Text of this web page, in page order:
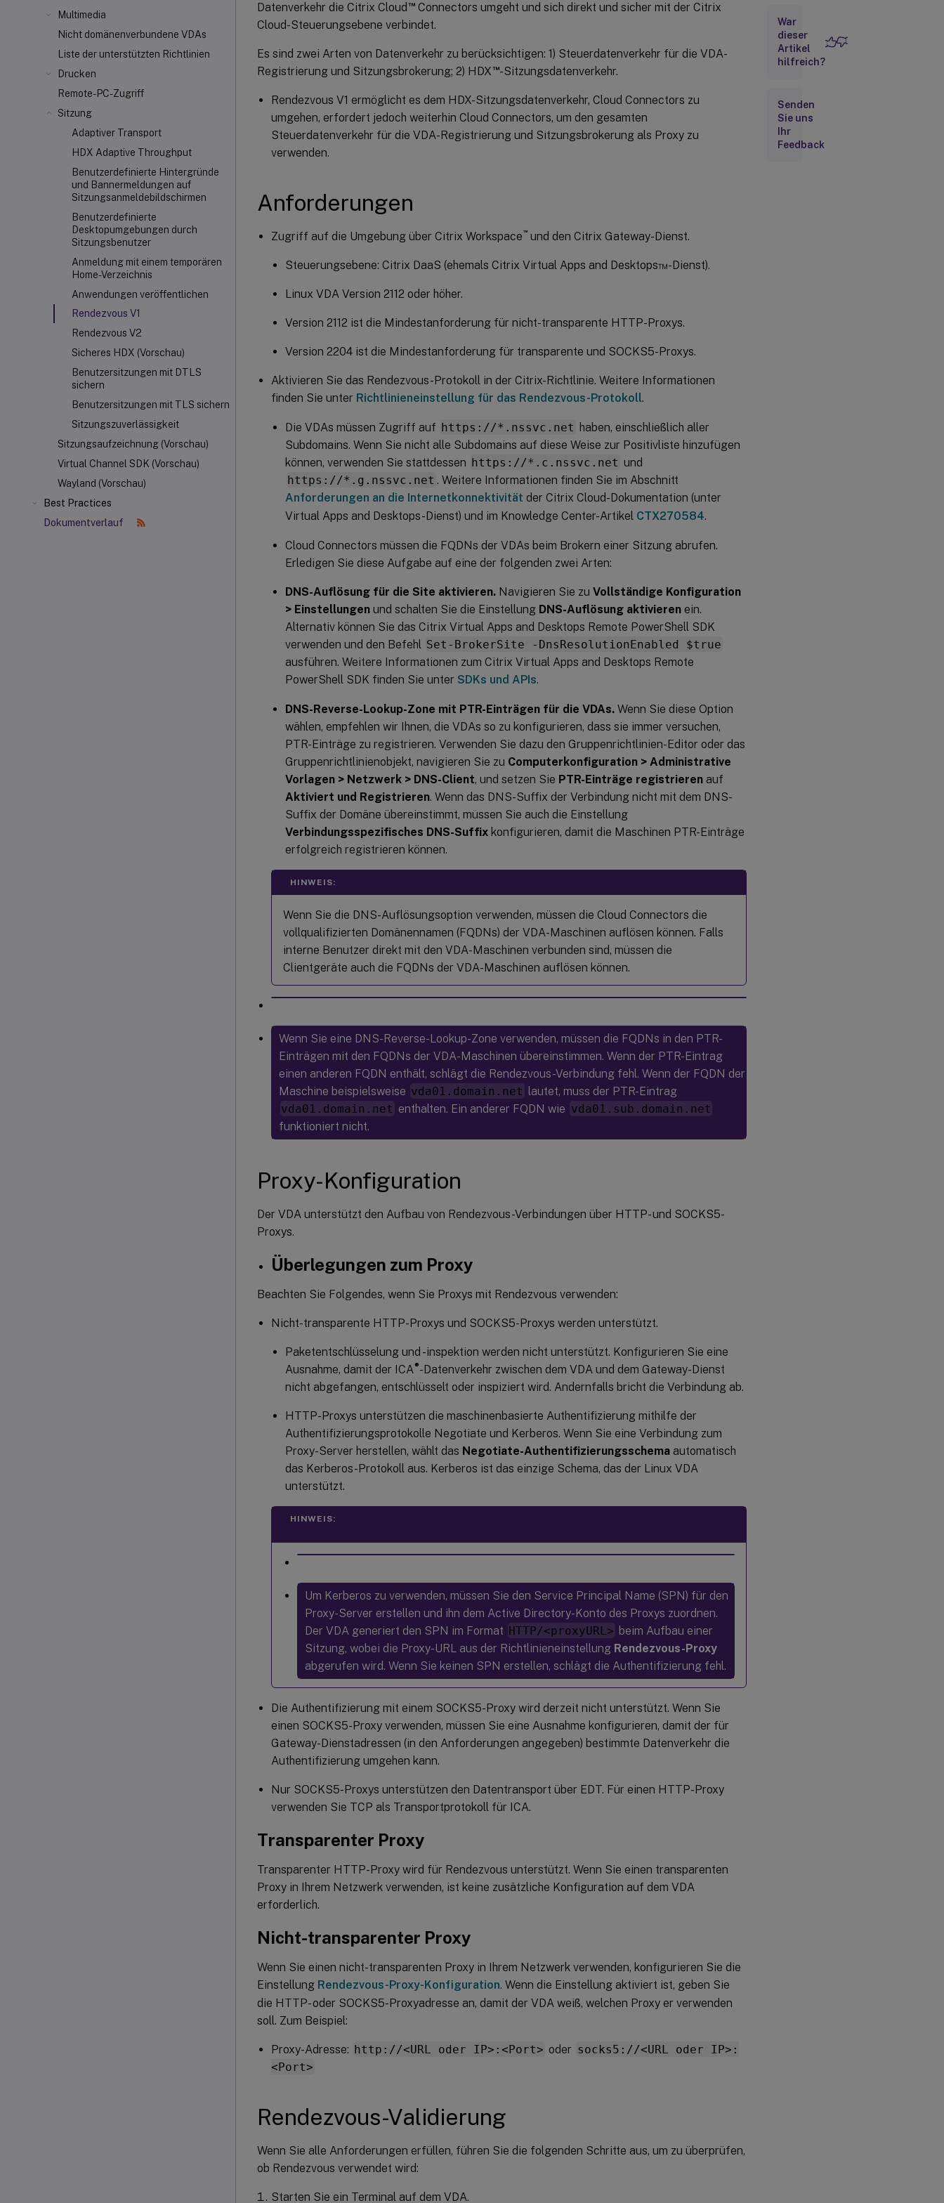
Multimedia
Nicht domänenverbundene VDAs
Liste der unterstützten Richtlinien
Drucken
Remote-PC-Zugriff
Sitzung
Adaptiver Transport
HDX Adaptive Throughput
Benutzerdefinierte Hintergründe
und Bannermeldungen auf
Sitzungsanmeldebildschirmen
Benutzerdefinierte
Desktopumgebungen durch
Sitzungsbenutzer
Anmeldung mit einem temporären
Home-Verzeichnis
Anwendungen veröffentlichen
Rendezvous V1
Rendezvous V2
Sicheres HDX (Vorschau)
Benutzersitzungen mit DTLS
sichern
Benutzersitzungen mit TLS sichern
Sitzungszuverlässigkeit
Sitzungsaufzeichnung (Vorschau)
Virtual Channel SDK (Vorschau)
Wayland (Vorschau)
Best Practices
Dokumentverlauf
Datenverkehr die Citrix Cloud ™Connectors umgeht und sich direkt und sicher mit der Citrix
Cloud-Steuerungsebene verbindet.
Es sind zwei Arten von Datenverkehr zu berücksichtigen: 1) Steuerdatenverkehr für die VDA-
Registrierung und Sitzungsbrokerung; 2) HDX™-Sitzungsdatenverkehr.
Rendezvous V1 ermöglicht es dem HDX-Sitzungsdatenverkehr, Cloud Connectors zu
umgehen, erfordert jedoch weiterhin Cloud Connectors, um den gesamten
Steuerdatenverkehr für die VDA-Registrierung und Sitzungsbrokerung als Proxy zu
verwenden.
Anforderungen
Zugriff auf die Umgebung über Citrix Workspace ™ und den Citrix Gateway-Dienst.
Steuerungsebene: Citrix DaaS (ehemals Citrix Virtual Apps and Desktops™-Dienst).
Linux VDA Version 2112 oder höher.
Version 2112 ist die Mindestanforderung für nicht-transparente HTTP-Proxys.
Version 2204 ist die Mindestanforderung für transparente und SOCKS5-Proxys.
Aktivieren Sie das Rendezvous-Protokoll in der Citrix-Richtlinie. Weitere Informationen
finden Sie unter Richtlinieneinstellung für das Rendezvous-Protokoll.
Die VDAs müssen Zugriff auf https://*.nssvc.net haben, einschließlich aller
Subdomains. Wenn Sie nicht alle Subdomains auf diese Weise zur Positivliste hinzufügen
können, verwenden Sie stattdessen https://*.c.nssvc.net und
https://*.g.nssvc.net . Weitere Informationen finden Sie im Abschnitt
Anforderungen an die Internetkonnektivität der Citrix Cloud-Dokumentation (unter
Virtual Apps and Desktops-Dienst) und im Knowledge Center-Artikel CTX270584.
Cloud Connectors müssen die FQDNs der VDAs beim Brokern einer Sitzung abrufen.
Erledigen Sie diese Aufgabe auf eine der folgenden zwei Arten:
DNS-Auflösung für die Site aktivieren. Navigieren Sie zu Vollständige Konfiguration
> Einstellungen und schalten Sie die Einstellung DNS-Auflösung aktivieren ein.
Alternativ können Sie das Citrix Virtual Apps and Desktops Remote PowerShell SDK
verwenden und den Befehl Set-BrokerSite -DnsResolutionEnabled $true
ausführen. Weitere Informationen zum Citrix Virtual Apps and Desktops Remote
PowerShell SDK finden Sie unter SDKs und APIs.
DNS-Reverse-Lookup-Zone mit PTR-Einträgen für die VDAs. Wenn Sie diese Option
wählen, empfehlen wir Ihnen, die VDAs so zu konfigurieren, dass sie immer versuchen,
PTR-Einträge zu registrieren. Verwenden Sie dazu den Gruppenrichtlinien-Editor oder das
Gruppenrichtlinienobjekt, navigieren Sie zu Computerkonfiguration > Administrative
Vorlagen > Netzwerk > DNS-Client, und setzen Sie PTR-Einträge registrieren auf
Aktiviert und Registrieren. Wenn das DNS-Suffix der Verbindung nicht mit dem DNS-
Suffix der Domäne übereinstimmt, müssen Sie auch die Einstellung
Verbindungsspezifisches DNS-Suffix konfigurieren, damit die Maschinen PTR-Einträge
erfolgreich registrieren können.
HINWEIS:
Wenn Sie die DNS-Auflösungsoption verwenden, müssen die Cloud Connectors die
vollqualifizierten Domänennamen (FQDNs) der VDA-Maschinen auflösen können. Falls
interne Benutzer direkt mit den VDA-Maschinen verbunden sind, müssen die
Clientgeräte auch die FQDNs der VDA-Maschinen auflösen können.
Wenn Sie eine DNS-Reverse-Lookup-Zone verwenden, müssen die FQDNs in den PTR-
Einträgen mit den FQDNs der VDA-Maschinen übereinstimmen. Wenn der PTR-Eintrag
einen anderen FQDN enthält, schlägt die Rendezvous-Verbindung fehl. Wenn der FQDN der
Maschine beispielsweise vda01.domain.net lautet, muss der PTR-Eintrag
vda01.domain.net enthalten. Ein anderer FQDN wie vda01.sub.domain.net
funktioniert nicht.
Proxy-Konfiguration
Der VDA unterstützt den Aufbau von Rendezvous-Verbindungen über HTTP- und SOCKS5-
Proxys.
Überlegungen zum Proxy
Beachten Sie Folgendes, wenn Sie Proxys mit Rendezvous verwenden:
Nicht-transparente HTTP-Proxys und SOCKS5-Proxys werden unterstützt.
Paketentschlüsselung und -inspektion werden nicht unterstützt. Konfigurieren Sie eine
Ausnahme, damit der ICA®-Datenverkehr zwischen dem VDA und dem Gateway-Dienst
nicht abgefangen, entschlüsselt oder inspiziert wird. Andernfalls bricht die Verbindung ab.
HTTP-Proxys unterstützen die maschinenbasierte Authentifizierung mithilfe der
Authentifizierungsprotokolle Negotiate und Kerberos. Wenn Sie eine Verbindung zum
Proxy-Server herstellen, wählt das Negotiate-Authentifizierungsschema automatisch
das Kerberos-Protokoll aus. Kerberos ist das einzige Schema, das der Linux VDA
unterstützt.
HINWEIS:
Um Kerberos zu verwenden, müssen Sie den Service Principal Name (SPN) für den
Proxy-Server erstellen und ihn dem Active Directory-Konto des Proxys zuordnen.
Der VDA generiert den SPN im Format HTTP/<proxyURL> beim Aufbau einer
Sitzung, wobei die Proxy-URL aus der Richtlinieneinstellung Rendezvous-Proxy
abgerufen wird. Wenn Sie keinen SPN erstellen, schlägt die Authentifizierung fehl.
Die Authentifizierung mit einem SOCKS5-Proxy wird derzeit nicht unterstützt. Wenn Sie
einen SOCKS5-Proxy verwenden, müssen Sie eine Ausnahme konfigurieren, damit der für
Gateway-Dienstadressen (in den Anforderungen angegeben) bestimmte Datenverkehr die
Authentifizierung umgehen kann.
Nur SOCKS5-Proxys unterstützen den Datentransport über EDT. Für einen HTTP-Proxy
verwenden Sie TCP als Transportprotokoll für ICA.
Transparenter Proxy
Transparenter HTTP-Proxy wird für Rendezvous unterstützt. Wenn Sie einen transparenten
Proxy in Ihrem Netzwerk verwenden, ist keine zusätzliche Konfiguration auf dem VDA
erforderlich.
Nicht-transparenter Proxy
Wenn Sie einen nicht-transparenten Proxy in Ihrem Netzwerk verwenden, konfigurieren Sie die
Einstellung Rendezvous-Proxy-Konfiguration. Wenn die Einstellung aktiviert ist, geben Sie
die HTTP- oder SOCKS5-Proxyadresse an, damit der VDA weiß, welchen Proxy er verwenden
soll. Zum Beispiel:
Proxy-Adresse: http://<URL oder IP>:<Port> oder socks5://<URL oder IP>:
<Port>
Rendezvous-Validierung
Wenn Sie alle Anforderungen erfüllen, führen Sie die folgenden Schritte aus, um zu überprüfen,
ob Rendezvous verwendet wird:
Starten Sie ein Terminal auf dem VDA.
Proxy
Nicht-
transparenter
Validierung
Funktionsweise
War
dieser
Artikel
hilfreich?
Senden
Sie uns
Ihr
Feedback